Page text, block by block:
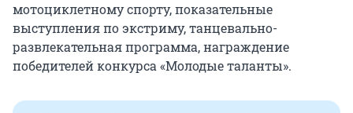
мотоциклетному спорту, показательные
выступления по экстриму, танцевально-
развлекательная программа, награждение
победителей конкурса «Молодые таланты».